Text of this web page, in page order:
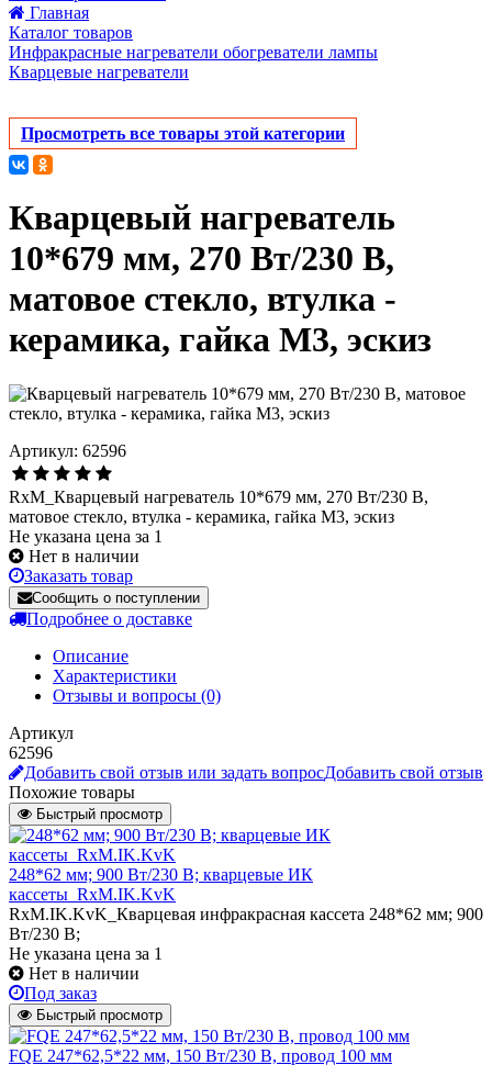
Главная
Каталог товаров
Инфракрасные нагреватели обогреватели лампы
Кварцевые нагреватели
Просмотреть все товары этой категории
Кварцевый нагреватель
10*679 мм, 270 Вт/230 В,
матовое стекло, втулка -
керамика, гайка М3, эскиз
Артикул: 62596
RxM_Кварцевый нагреватель 10*679 мм, 270 Вт/230 В,
матовое стекло, втулка - керамика, гайка М3, эскиз
Не указана цена за 1
Нет в наличии
Заказать товар
Сообщить о поступлении
Подробнее о доставке
Описание
Характеристики
Отзывы и вопросы (0)
Артикул
62596
Добавить свой отзыв или задать вопросДобавить свой отзыв
Похожие товары
Быстрый просмотр
248*62 мм; 900 Вт/230 В; кварцевые ИК
кассеты_RxM.IK.KvK
RxM.IK.KvK_Кварцевая инфракрасная кассета 248*62 мм; 900
Вт/230 В;
Не указана цена за 1
Нет в наличии
Под заказ
Быстрый просмотр
FQE 247*62,5*22 мм, 150 Вт/230 В, провод 100 мм